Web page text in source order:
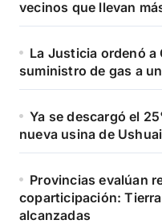
vecinos que llevan
La Justicia ordenó a
suministro de gas a
Ya se descargó el
nueva usina de
Provincias evalúan
coparticipación:
alcanzadas